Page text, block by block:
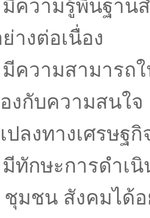
มีความรู้พื้นฐาน
างต่อเนื่อง
มีความสามารถ
งกับความสนใ
ปลงทางเศรษฐ
มีทักษะการดำเ
มชน สังคมได้